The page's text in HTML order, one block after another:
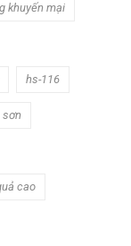
khuyến mại
hs-116
sơn
cao